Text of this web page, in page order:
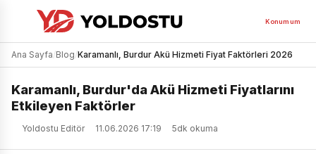
Konumum
Ana Sayfa/Blog/Karamanlı, Burdur Akü Hizmeti Fiyat Faktörleri 2026
Karamanlı, Burdur'da Akü Hizmeti Fiyatlarını
Etkileyen Faktörler
Yoldostu Editör 11.06.2026 17:19 5dk okuma